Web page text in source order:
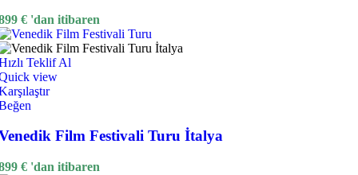
€ 'dan itibaren
Teklif Al
view
Film Festivali Turu İtalya
€ 'dan itibaren